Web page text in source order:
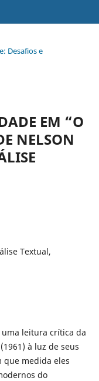
Desafios e
EM “O
NELSON
Textual,
leitura crítica da
à luz de seus
que medida eles
do